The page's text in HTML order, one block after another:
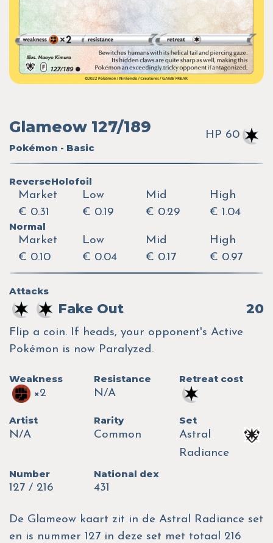
Glameow 127/189
Pokémon - Basic
HP 60
ReverseHolofoil
Market
€ 0.31
Low
€ 0.19
Mid
€ 0.29
High
€ 1.04
Normal
Market
€ 0.10
Low
€ 0.04
Mid
€ 0.17
High
€ 0.97
Attacks
Fake Out 20
Flip a coin. If heads, your opponent's Active
Pokémon is now Paralyzed.
Weakness
×2
Resistance
N/A
Retreat cost
Artist
N/A
Rarity
Common
Set
Astral
Radiance
Number
127 / 216
National dex
431
De Glameow kaart zit in de Astral Radiance set
en is nummer 127 in deze set met totaal 216